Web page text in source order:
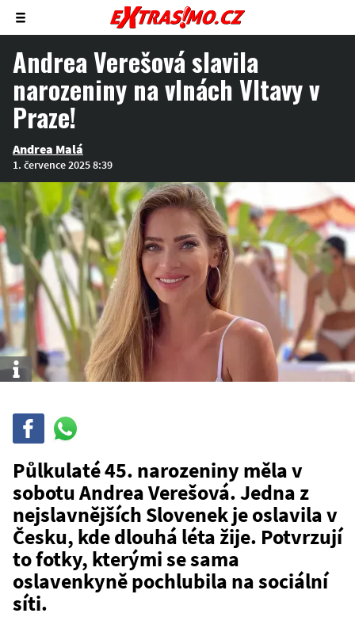
Zobrazit/skrýt
menu
Andrea Verešová slavila
narozeniny na vlnách Vltavy v
Praze!
Andrea Malá
1. července 2025 8:39
Info
Sdílej
WhatsAppu
Půlkulaté 45. narozeniny měla v
sobotu Andrea Verešová. Jedna z
nejslavnějších Slovenek je oslavila v
Česku, kde dlouhá léta žije. Potvrzují
to fotky, kterými se sama
oslavenkyně pochlubila na sociální
síti.